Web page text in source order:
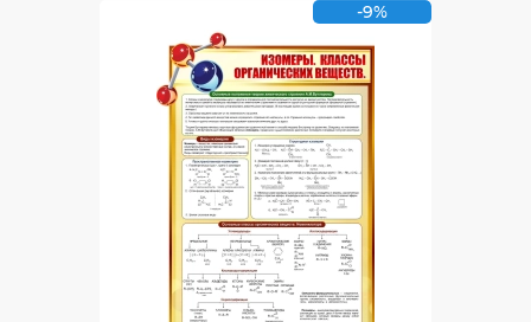
-9%